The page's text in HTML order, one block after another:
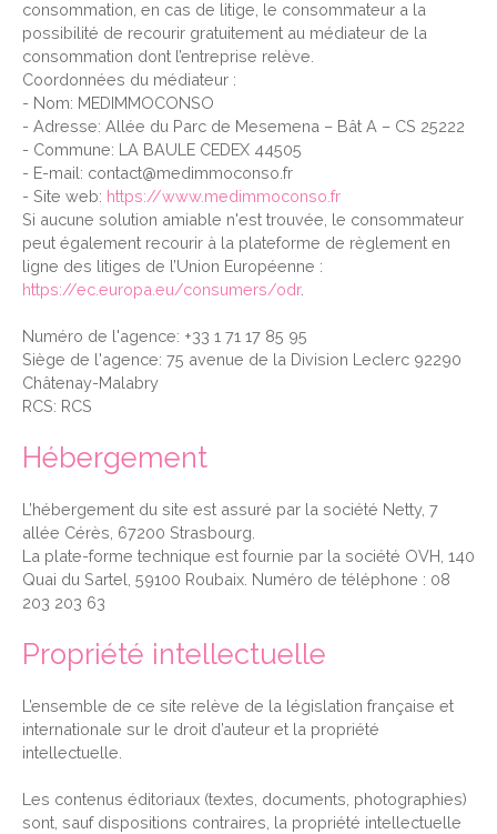
consommation, en cas de litige, le consommateur a la
possibilité de recourir gratuitement au médiateur de la
consommation dont l’entreprise relève.
Coordonnées du médiateur :
- Nom: MEDIMMOCONSO
- Adresse: Allée du Parc de Mesemena – Bât A – CS 25222
- Commune: LA BAULE CEDEX 44505
- E-mail: contact@medimmoconso.fr
- Site web: https://www.medimmoconso.fr
Si aucune solution amiable n'est trouvée, le consommateur
peut également recourir à la plateforme de règlement en
ligne des litiges de l’Union Européenne :
https://ec.europa.eu/consumers/odr.
Numéro de l'agence: +33 1 71 17 85 95
Siège de l'agence: 75 avenue de la Division Leclerc 92290
Châtenay-Malabry
RCS: RCS
Hébergement
L’hébergement du site est assuré par la société Netty, 7
allée Cérès, 67200 Strasbourg.
La plate-forme technique est fournie par la société OVH, 140
Quai du Sartel, 59100 Roubaix. Numéro de téléphone : 08
203 203 63
Propriété intellectuelle
L’ensemble de ce site relève de la législation française et
internationale sur le droit d’auteur et la propriété
intellectuelle.
Les contenus éditoriaux (textes, documents, photographies)
sont, sauf dispositions contraires, la propriété intellectuelle